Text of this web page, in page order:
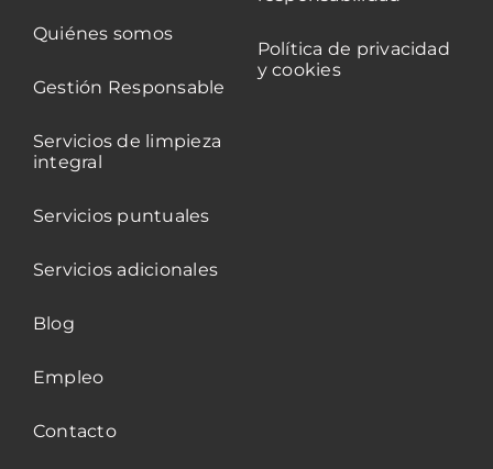
Quiénes somos
Gestión Responsable
Servicios de limpieza
integral
Servicios puntuales
Servicios adicionales
Blog
Empleo
Contacto
Política de privacidad
y cookies